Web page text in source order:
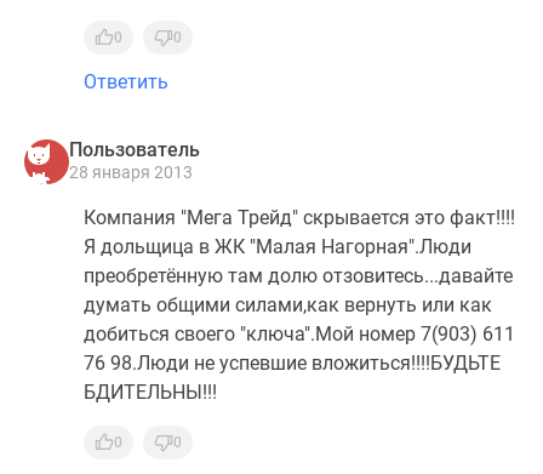
0 0
Ответить
Пользователь
28 января 2013
Компания "Мега Трейд" скрывается это факт!!!!
Я дольщица в ЖК "Малая Нагорная".Люди
преобретённую там долю отзовитесь...давайте
думать общими силами,как вернуть или как
добиться своего "ключа".Мой номер 7(903) 611
76 98.Люди не успевшие вложиться!!!!БУДЬТЕ
БДИТЕЛЬНЫ!!!
0 0